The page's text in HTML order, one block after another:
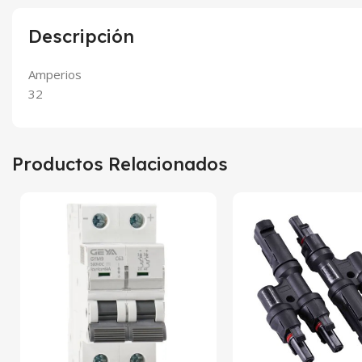
Descripción
Amperios
32
Productos Relacionados